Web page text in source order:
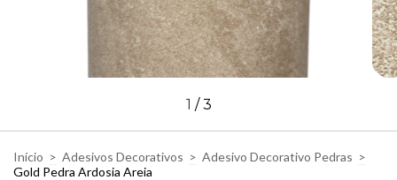
1 /3
Início > Adesivos Decorativos > Adesivo Decorativo Pedras >
Gold Pedra Ardosia Areia